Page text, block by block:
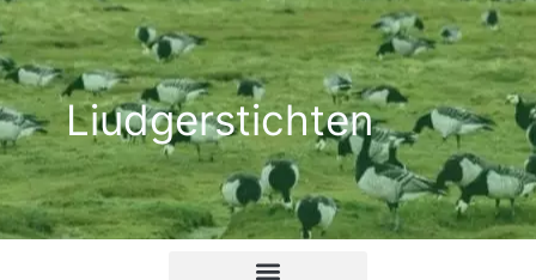
Ga
naar
de
inhoudLiudgerstichten